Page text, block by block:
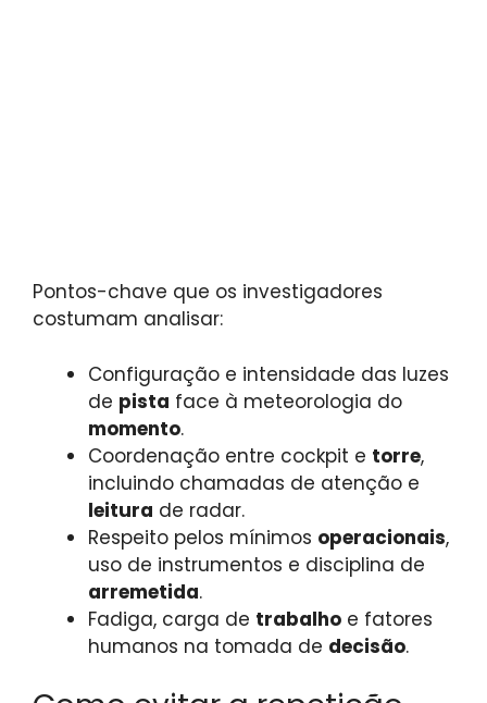
Pontos-chave que os investigadores
costumam analisar:
Configuração e intensidade das luzes
de pista face à meteorologia do
momento.
Coordenação entre cockpit e torre,
incluindo chamadas de atenção e
leitura de radar.
Respeito pelos mínimos operacionais,
uso de instrumentos e disciplina de
arremetida.
Fadiga, carga de trabalho e fatores
humanos na tomada de decisão.